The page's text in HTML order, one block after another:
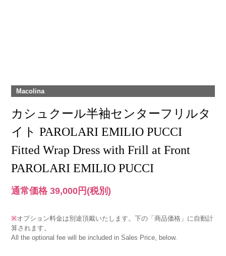
Macolina
カシュクール半袖センターフリルタ
イト PAROLARI EMILIO PUCCI
Fitted Wrap Dress with Frill at Front
PAROLARI EMILIO PUCCI
通常価格 39,000円 (税別)
※オプション料金は別途頂戴いたします。下の「商品価格」に自動計
算されます。
All the optional fee will be included in Sales Price, below.